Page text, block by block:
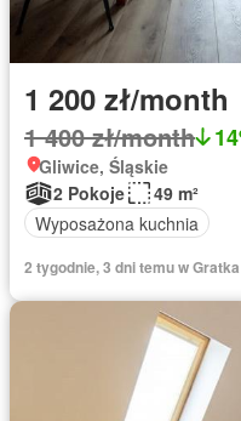
1 200 zł/month
1 400 zł/month
Gliwice, Śląskie
2 Pokoje
49 m²
Wyposażona kuchnia
2 tygodnie, 3 dni temu w Gratka